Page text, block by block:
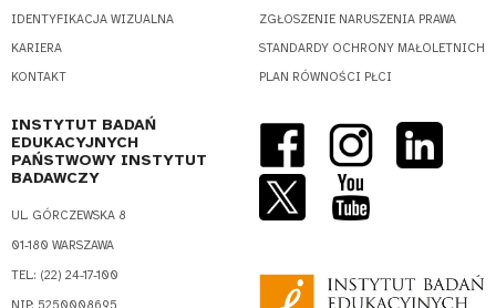
IDENTYFIKACJA WIZUALNA
KARIERA
KONTAKT
ZGŁOSZENIE NARUSZENIA PRAWA
STANDARDY OCHRONY MAŁOLETNICH
PLAN RÓWNOŚCI PŁCI
INSTYTUT BADAŃ
EDUKACYJNYCH
PAŃSTWOWY INSTYTUT
BADAWCZY
UL. GÓRCZEWSKA 8
01-180 WARSZAWA
TEL.: (22) 24-17-100